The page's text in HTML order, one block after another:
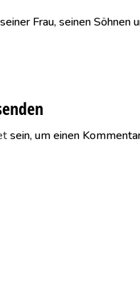
Frau, seinen
sein, um einen